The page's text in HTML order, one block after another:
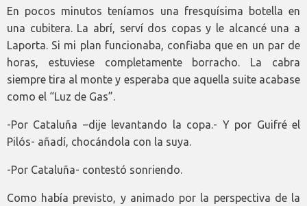
En pocos minutos teníamos una fresquísima botella en
una cubitera. La abrí, serví dos copas y le alcancé una a
Laporta. Si mi plan funcionaba, confiaba que en un par de
horas, estuviese completamente borracho. La cabra
siempre tira al monte y esperaba que aquella suite acabase
como el “Luz de Gas”.
-Por Cataluña –dije levantando la copa.- Y por Guifré el
Pilós- añadí, chocándola con la suya.
-Por Cataluña- contestó sonriendo.
Como había previsto, y animado por la perspectiva de la